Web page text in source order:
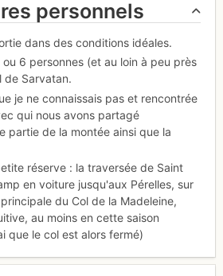
personnels
dans des conditions idéales.
6 personnes (et au loin à peu près
de Sarvatan.
je ne connaissais pas et rencontrée
qui nous avons partagé
partie de la montée ainsi que la
réserve : la traversée de Saint
en voiture jusqu'aux Pérelles, sur
du Col de la Madeleine,
au moins en cette saison
que le col est alors fermé)